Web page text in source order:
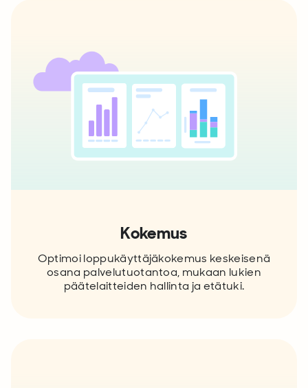
Kokemus
Optimoi loppukäyttäjäkokemus keskeisenä
osana palvelutuotantoa, mukaan lukien
päätelaitteiden hallinta ja etätuki.